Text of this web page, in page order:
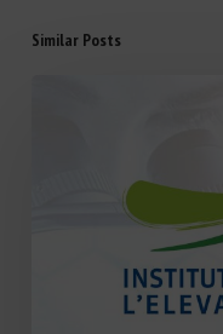
Similar Posts